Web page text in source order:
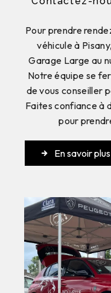
Pour prendre
véhicule à
Garage Large au
Notre équipe se
de vous conseiller
Faites confiance à
pour
En savoir plus